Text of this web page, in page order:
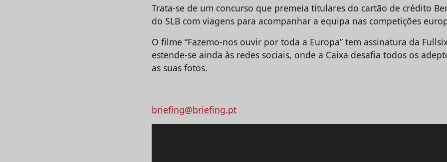
Trata-se de um concurso que premeia titulares do cartão de crédito
do SLB com viagens para acompanhar a equipa nas competições
O filme “Fazemo-nos ouvir por toda a Europa” tem assinatura da
estende-se ainda às redes sociais, onde a Caixa desafia todos os
as suas fotos.
briefing@briefing.pt